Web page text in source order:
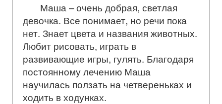
Маша – очень добрая, светлая
девочка. Все понимает, но речи пока
нет. Знает цвета и названия животных.
Любит рисовать, играть в
развивающие игры, гулять. Благодаря
постоянному лечению Маша
научилась ползать на четвереньках и
ходить в ходунках.